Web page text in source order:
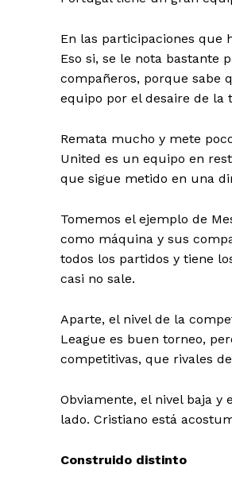
En las participaciones que
Eso si, se le nota bastante
compañeros, porque sabe
equipo por el desaire de la
Remata mucho y mete
United es un equipo en
que sigue metido en una
Tomemos el ejemplo de
como máquina y sus
todos los partidos y tiene
casi no sale.
Aparte, el nivel de la
League es buen torneo,
competitivas, que rivales
Obviamente, el nivel baja
lado. Cristiano está
Construido distinto